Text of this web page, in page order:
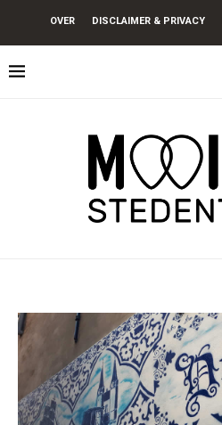
OVER DISCLAIMER & PRIVACY